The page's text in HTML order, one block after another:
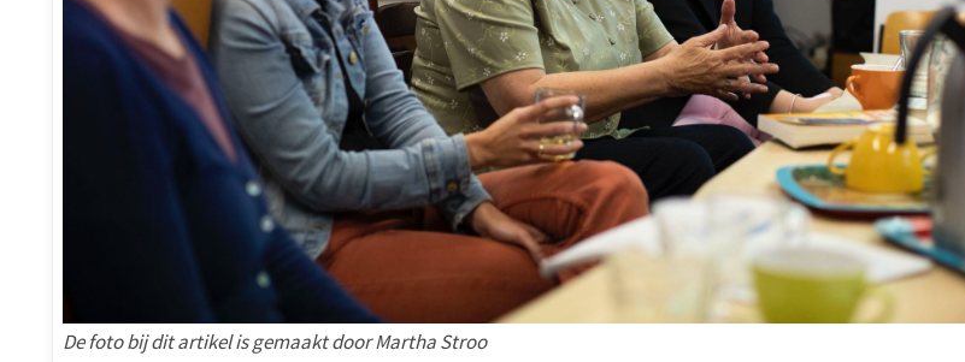
De foto bij dit artikel is gemaakt door Martha Stroo